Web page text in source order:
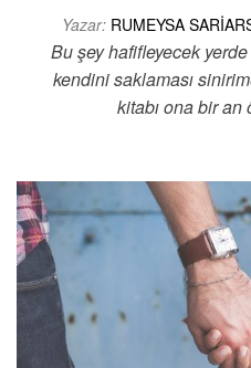
Yazar: RUMEYSA
Bu şey hafifleyecek
kendini saklaması
kitabı ona bir